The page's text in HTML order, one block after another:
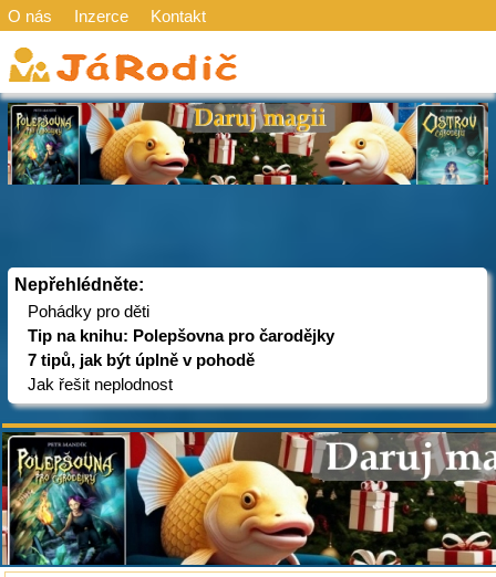
O nás Inzerce Kontakt
Nepřehlédněte:
Pohádky pro děti
Tip na knihu: Polepšovna pro čarodějky
7 tipů, jak být úplně v pohodě
Jak řešit neplodnost